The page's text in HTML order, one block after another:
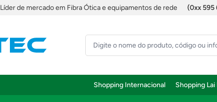
Líder de mercado em Fibra Ótica e equipamentos de rede (0xx 595
Shopping Internacional Shopping